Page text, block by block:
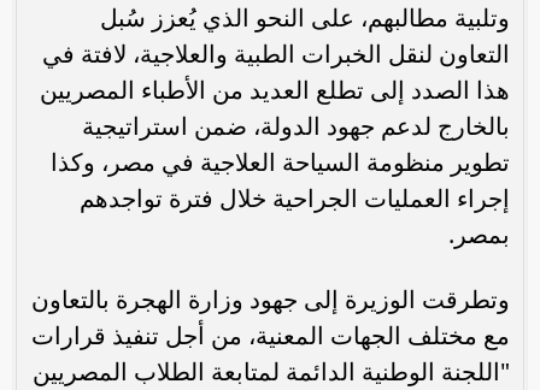
وتلبية مطالبهم، على النحو الذي يُعزز سُبل
التعاون لنقل الخبرات الطبية والعلاجية، لافتة في
هذا الصدد إلى تطلع العديد من الأطباء المصريين
بالخارج لدعم جهود الدولة، ضمن استراتيجية
تطوير منظومة السياحة العلاجية في مصر، وكذا
إجراء العمليات الجراحية خلال فترة تواجدهم
بمصر.
وتطرقت الوزيرة إلى جهود وزارة الهجرة بالتعاون
مع مختلف الجهات المعنية، من أجل تنفيذ قرارات
"اللجنة الوطنية الدائمة لمتابعة الطلاب المصريين